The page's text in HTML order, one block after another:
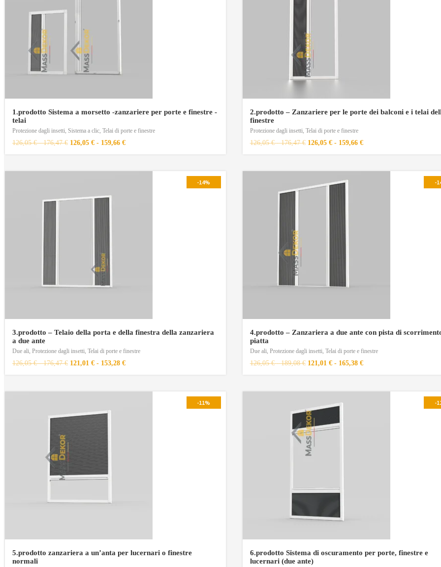
1.prodotto Sistema a morsetto -zanzariere per porte e finestre -
telai
Protezione dagli insetti, Sistema a clic, Telai di porte e finestre
126,05€ - 176,47€ 126,05 € - 159,66 €
2.prodotto – Zanzariere per le porte dei balconi e i telai
finestre
Protezione dagli insetti, Telai di porte e finestre
126,05€ - 176,47€ 126,05 € - 159,66 €
-14%
3.prodotto – Telaio della porta e della finestra della zanzariera
a due ante
Due ali, Protezione dagli insetti, Telai di porte e finestre
126,05€ - 176,47€ 121,01 € - 153,28 €
-
4.prodotto – Zanzariera a due ante con pista di
piatta
Due ali, Protezione dagli insetti, Telai di porte e finestre
126,05€ - 189,08€ 121,01 € - 165,38 €
-11%
5.prodotto zanzariera a un’anta per lucernari o finestre
normali
-
6.prodotto Sistema di oscuramento per porte, finestre e
lucernari (due ante)